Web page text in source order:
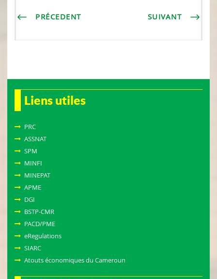
PRÉCEDENT SUIVANT
Liens utiles
PRC
ASSNAT
SPM
MINFI
MINEPAT
APME
DGI
BSTP-CMR
PACD/PME
eRegulations
SIARC
Atouts économiques du Cameroun